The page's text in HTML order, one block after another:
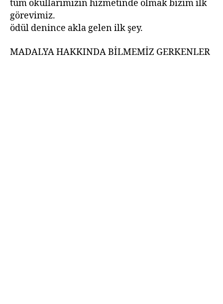
tüm okullarımızın hizmetinde olmak bizim ilk
görevimiz.
ödül denince akla gelen ilk şey.
MADALYA HAKKINDA BİLMEMİZ GERKENLER